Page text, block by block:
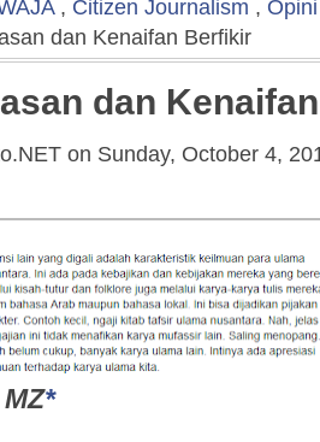
, Citizen Journalism , Opini
dan Kenaifan Berfikir
dan
on Sunday, October 4,
*